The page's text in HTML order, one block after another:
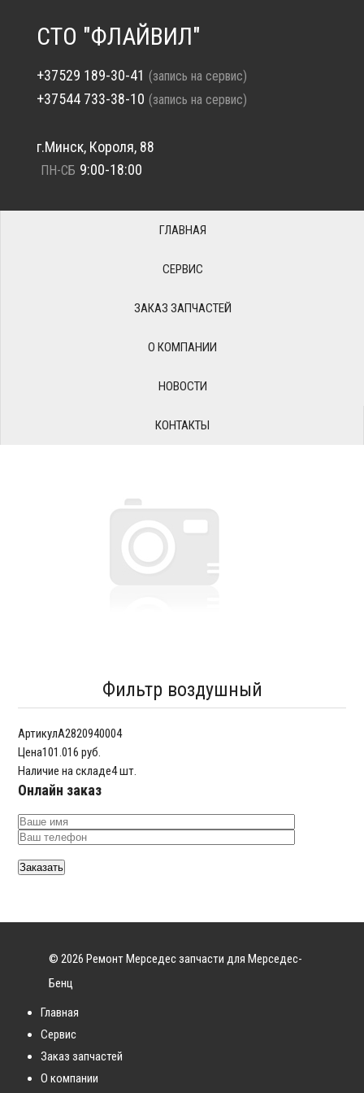
СТО "ФЛАЙВИЛ"
+37529 189-30-41 (запись на сервис)
+37544 733-38-10 (запись на сервис)
г.Минск, Короля, 88
ПН-СБ 9:00-18:00
ГЛАВНАЯ
СЕРВИС
ЗАКАЗ ЗАПЧАСТЕЙ
О КОМПАНИИ
НОВОСТИ
КОНТАКТЫ
Фильтр воздушный
АртикулA2820940004
Цена101.016 руб.
Наличие на складе4 шт.
Онлайн заказ
© 2026 Ремонт Мерседес запчасти для Мерседес-
Бенц
Главная
Сервис
Заказ запчастей
О компании